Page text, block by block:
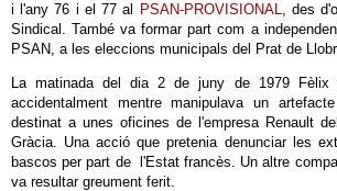
i l'any 76 i el 77 al
PSAN-PROVISIONAL, des
Sindical. També va formar part com a
PSAN, a les eleccions municipals del Prat de
La matinada del dia 2 de juny de 1979 Fèlix
accidentalment mentre manipulava un
destinat a unes oficines de l'empresa Renault
Gràcia. Una acció que pretenia denunciar les
bascos per part de l'Estat francès. Un altre
va resultar greument ferit.